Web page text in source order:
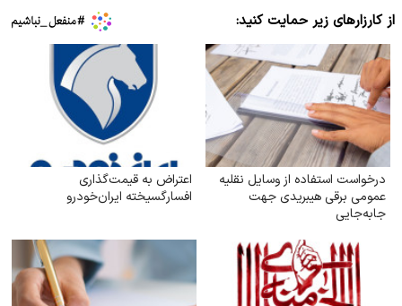
از کارزارهای زیر حمایت کنید:
درخواست استفاده از وسایل نقلیه
عمومی برقی هیبریدی جهت
جابه‌جایی
اعتراض به قیمت‌گذاری
افسارگسیخته ایران‌خودرو